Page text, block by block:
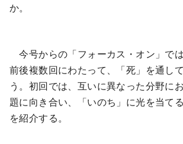
か。
今号からの「フォーカス・オン」で
前後複数回にわたって、「死」を通し
う。初回では、互いに異なった分野に
題に向き合い、「いのち」に光を当て
を紹介する。